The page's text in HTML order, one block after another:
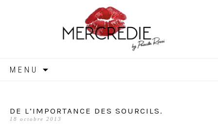
MERCREDIE
MENU
DE L’IMPORTANCE DES SOURCILS.
18 octobre 2013